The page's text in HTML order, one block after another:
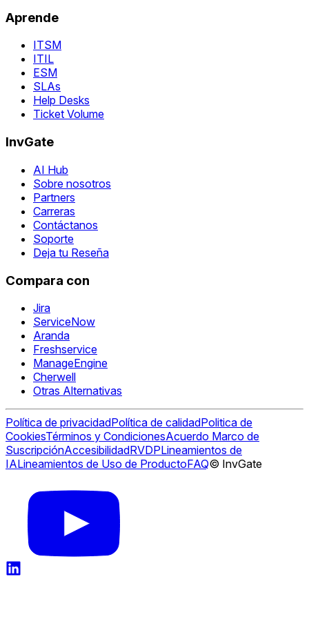
Aprende
ITSM
ITIL
ESM
SLAs
Help Desks
Ticket Volume
InvGate
AI Hub
Sobre nosotros
Partners
Carreras
Contáctanos
Soporte
Deja tu Reseña
Compara con
Jira
ServiceNow
Aranda
Freshservice
ManageEngine
Cherwell
Otras Alternativas
Política de privacidadPolítica de calidadPolitica de
CookiesTérminos y CondicionesAcuerdo Marco de
SuscripciónAccesibilidadRVDPLineamientos de
IALineamientos de Uso de ProductoFAQ© InvGate